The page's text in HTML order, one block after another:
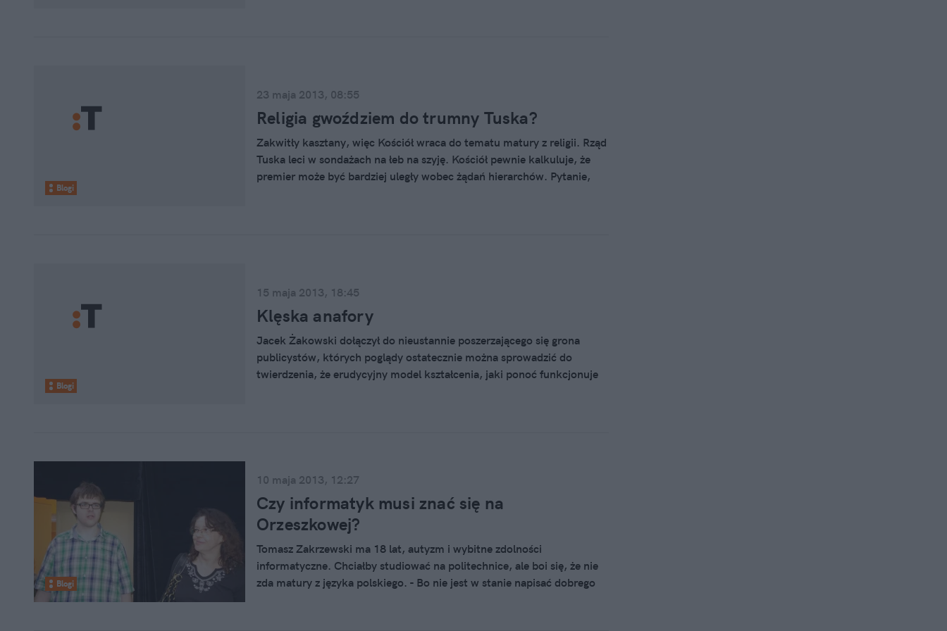
Blogi
23 maja 2013, 08:55
Religia gwoździem do trumny Tuska?
Zakwitły kasztany, więc Kościół wraca do tematu matury z religii. Rząd
Tuska leci w sondażach na łeb na szyję. Kościół pewnie kalkuluje, że
premier może być bardziej uległy wobec żądań hierarchów. Pytanie,
Blogi
15 maja 2013, 18:45
Klęska anafory
Jacek Żakowski dołączył do nieustannie poszerzającego się grona
publicystów, których poglądy ostatecznie można sprowadzić do
twierdzenia, że erudycyjny model kształcenia, jaki ponoć funkcjonuje
Blogi
10 maja 2013, 12:27
Czy informatyk musi znać się na
Orzeszkowej?
Tomasz Zakrzewski ma 18 lat, autyzm i wybitne zdolności
informatyczne. Chciałby studiować na politechnice, ale boi się, że nie
zda matury z języka polskiego. - Bo nie jest w stanie napisać dobrego